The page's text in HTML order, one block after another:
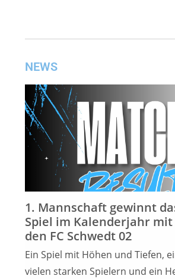
NEWS
12. DEZEMBER 2025
1. Mannschaft gewinnt
Spiel im Kalenderjahr mit
den FC Schwedt 02
Ein Spiel mit Höhen und Tiefen,
vielen starken Spielern und ein